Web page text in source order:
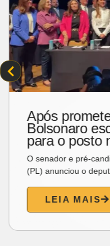
Simone
Fortaleza
de trajetória
A cantora Simone
16, domingo, às 19h,
LEIA MAIS